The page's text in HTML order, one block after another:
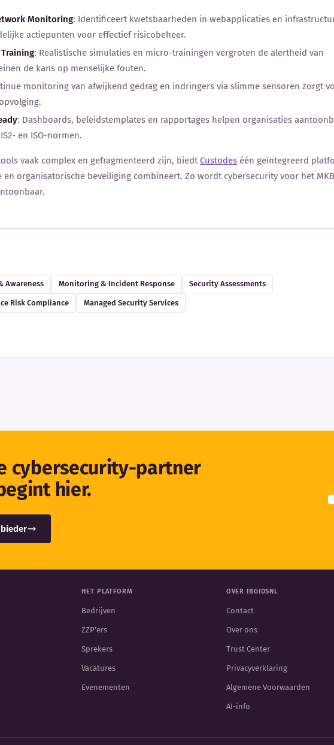
Monitoring: Identificeert kwetsbaarheden in webapplicaties en
actiepunten voor effectief risicobeheer.
: Realistische simulaties en micro-trainingen vergroten de alertheid van
de kans op menselijke fouten.
monitoring van afwijkend gedrag en indringers via slimme sensoren zorgt
: Dashboards, beleidstemplates en rapportages helpen organisaties
en ISO-normen.
vaak complex en gefragmenteerd zijn, biedt Custodes één geïntegreerd
en organisatorische beveiliging combineert. Zo wordt cybersecurity voor het MKB
Awareness Monitoring & Incident Response Security Assessments
Risk Compliance Managed Security Services
cybersecurity-partner
hier.
HET PLATFORM
Bedrijven
ZZP'ers
Sprekers
Vacatures
Evenementen
OVER IBGIDSNL
Contact
Over ons
Trust Center
Privacyverklaring
Algemene Voorwaarden
AI-info